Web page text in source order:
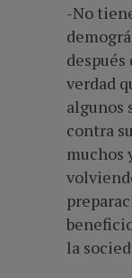
-No
después
verdad
algunos
contra
muchos
la